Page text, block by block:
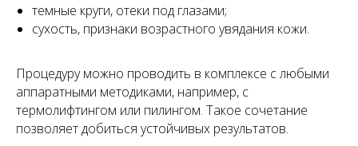
темные круги, отеки под глазами;
сухость, признаки возрастного увядания кожи.
Процедуру можно проводить в комплексе с любыми
аппаратными методиками, например, с
термолифтингом или пилингом. Такое сочетание
позволяет добиться устойчивых результатов.